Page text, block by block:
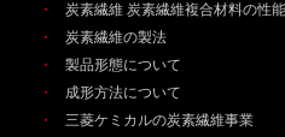
炭素繊維 炭素繊維複合材料の性能
炭素繊維の製法
製品形態について
成形方法について
三菱ケミカルの炭素繊維事業